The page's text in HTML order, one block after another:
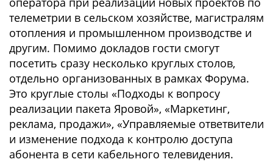
телеметрии в сельском хозяйстве, магистралям
отопления и промышленном производстве и
другим. Помимо докладов гости смогут
посетить сразу несколько круглых столов,
отдельно организованных в рамках Форума.
Это круглые столы «Подходы к вопросу
реализации пакета Яровой», «Маркетинг,
реклама, продажи», «Управляемые ответвители
и изменение подхода к контролю доступа
абонента в сети кабельного телевидения.